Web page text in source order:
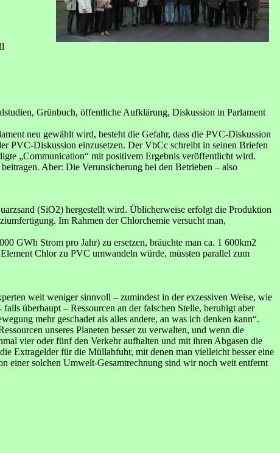
Grünbuch, öffentliche Aufklärung, Diskussion in Parlament
neu gewählt wird, besteht die Gefahr, dass die PVC-Diskussion
PVC-Diskussion einzusetzen. Der VbCc schreibt in seinen Briefen
„Communication“ mit positivem Ergebnis veröffentlicht wird.
Aber: Die Verunsicherung bei den Betrieben – also
(SiO2) hergestellt wird. Üblicherweise erfolgt die Produktion
Im Rahmen der Chlorchemie versucht man,
GWh Strom pro Jahr) zu ersetzen, bräuchte man ca. 1 600km2
Chlor zu PVC umwandeln würde, müssten parallel zum
weit weniger sinnvoll – zumindest in der exzessiven Weise, wie
überhaupt – Ressourcen an der falschen Stelle, beruhigt aber
mehr geschadet als alles andere, an was ich denken kann“.
unseres Planeten besser zu verwalten, und wenn die
vier oder fünf den Verkehr aufhalten und mit ihren Abgasen die
Extragelder für die Müllabfuhr, mit denen man vielleicht besser eine
einer solchen Umwelt-Gesamtrechnung sind wir noch weit entfernt